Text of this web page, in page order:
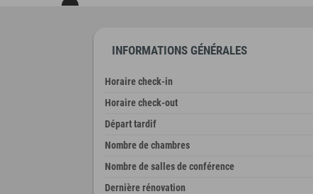
INFORMATIONS GÉNÉRALES
Horaire check-in
Horaire check-out
Départ tardif
Nombre de chambres
Nombre de salles de conférence
Dernière rénovation